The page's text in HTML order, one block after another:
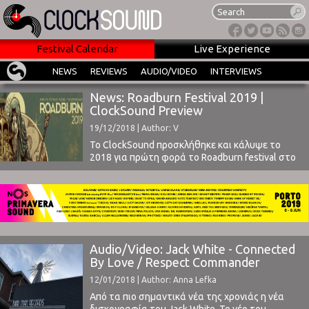
Festival Calendar Live Experience
NEWS REVIEWS AUDIO/VIDEO INTERVIEWS
News: Roadburn Festival 2019 |
ClockSound Preview
19/12/2018 | Author: V
Το ClockSound προσκλήθηκε και κάλυψε το
2018 για πρώτη φορά το Roadburn festival στο
Tilburg της Ολλανδίας. Το Roadburn, κατά τη
διάρκεια των ετών, κατάφερε να εξελιχθεί
στην σημαντικότερη εκδήλωση για τον,
underground θα λέγαμε, ήχο στον κόσμο, όχι
μόνο για τους οπαδούς αλλά και για τις ίδιες τις
Audio/Video: Jack White - Connected
By Love / Respect Commander
12/01/2018 | Author: Anna Lefka
Από τα πιο σημαντικά νέα της χρονιάς η νέα